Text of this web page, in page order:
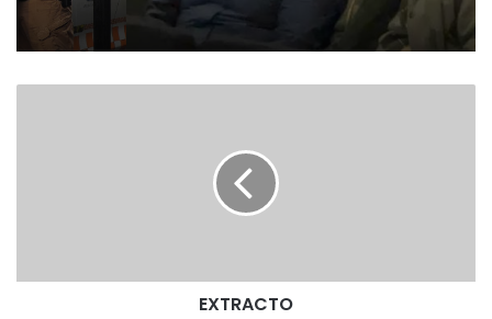
EXTRACTO